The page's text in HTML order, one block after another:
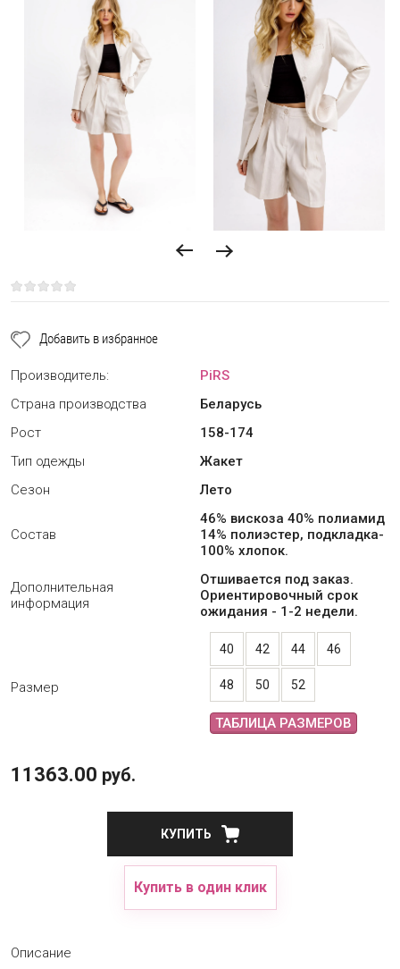
Добавить в избранное
Производитель:
PiRS
Страна производства
Беларусь
Рост
158-174
Тип одежды
Жакет
Сезон
Лето
Состав
46% вискоза 40% полиамид
14% полиэстер, подкладка-
100% хлопок.
Дополнительная
информация
Отшивается под заказ.
Ориентировочный срок
ожидания - 1-2 недели.
Размер
40 42 44 46
48 50 52
ТАБЛИЦА РАЗМЕРОВ
11363.00 руб.
КУПИТЬ
Купить в один клик
Описание